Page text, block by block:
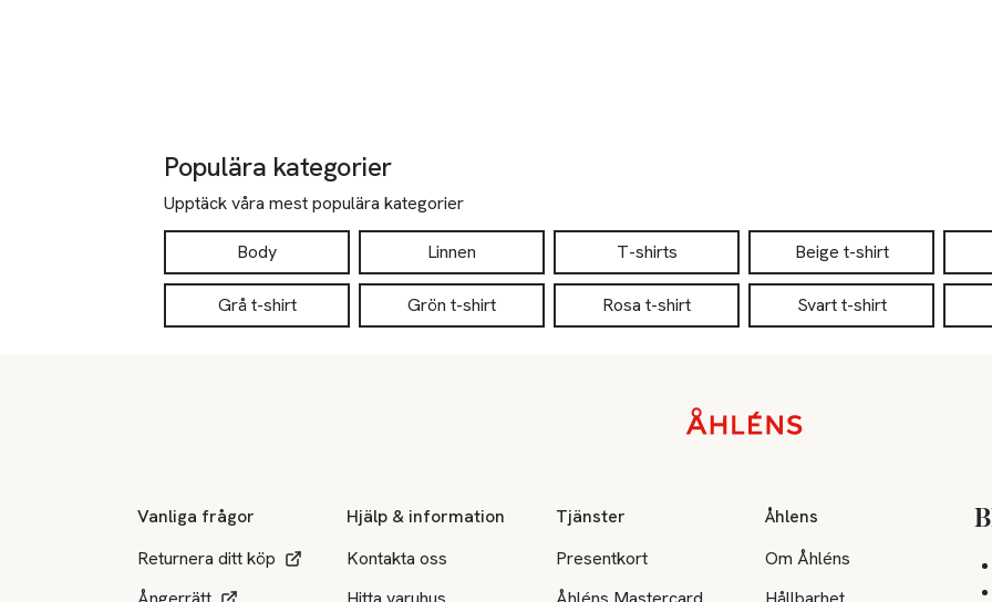
Populära kategorier
Upptäck våra mest populära kategorier
Body Linnen T-shirts Beige t-shirt
Grå t-shirt Grön t-shirt Rosa t-shirt Svart t-shirt
Vanliga frågor
Returnera ditt köp
Hjälp & information
Kontakta oss
Tjänster
Presentkort
Åhlens
Om Åhléns